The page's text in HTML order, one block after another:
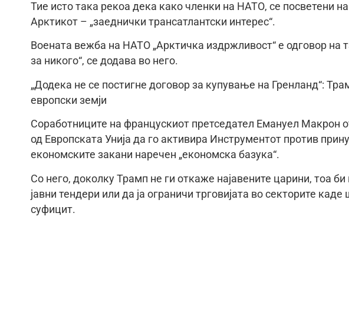
Тие исто така рекоа дека како членки на НАТО, се посветени
Арктикот – „заеднички трансатлантски интерес“.
Воената вежба на НАТО „Арктичка издржливост“ е одговор на
за никого“, се додава во него.
„Додека не се постигне договор за купување на Гренланд“:
европски земји
Соработниците на францускиот претседател Емануел Макрон
од Европската Унија да го активира Инструментот против
економските закани наречен „економска базука“.
Со него, доколку Трамп не ги откаже најавените царини, тоа
јавни тендери или да ја ограничи трговијата во секторите
суфицит.